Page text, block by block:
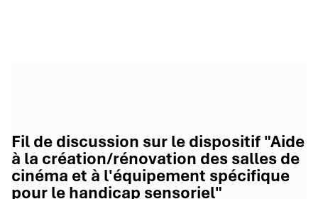
Fil de discussion sur le dispositif "Aide
à la création/rénovation des salles de
cinéma et à l'équipement spécifique
pour le handicap sensoriel"